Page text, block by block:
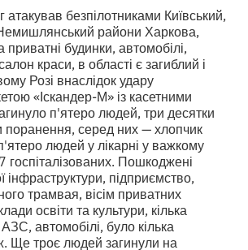
атакував безпілотниками Київський,
райони Харкова,
будинки, автомобілі,
краси, в області є загиблий і
Розі внаслідок удару
«Іскандер-М» із касетними
п'ятеро людей, три десятки
серед них — хлопчик
людей у лікарні у важкому
госпіталізованих. Пошкоджені
інфраструктури, підприємство,
трамвая, вісім приватних
освіти та культури, кілька
АЗС, автомобілі, було кілька
Ще троє людей загинули на